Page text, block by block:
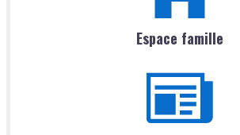
Espace famille